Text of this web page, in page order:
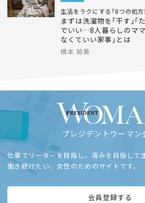
生活をラクにする｢8つの処方
まずは洗濯物を｢干す｣｢
でいい…8人暮らしのマ
なくていい家事｣とは
橋本 絵美
プレジデントウーマン
仕事でリーダーを目指し、高みを目指して
働き続けたい、女性のためのサイトです。
会員登録する